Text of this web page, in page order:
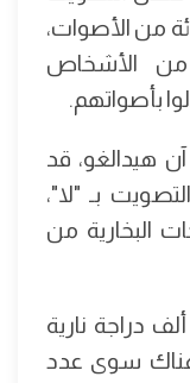
من 90 في المائة من الأصوات،
من الأشخاص
بأصواتهم.
هيدالغو، قد
بـ "لا"،
البخارية من
ومنذ أغسطس/آب، تم إخراج 15 ألف دراجة نارية
هناك سوى عدد